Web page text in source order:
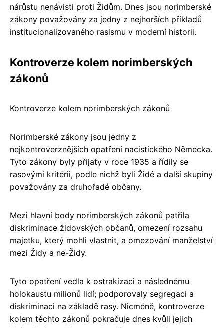
nárůstu nenávisti proti Židům. Dnes jsou norimberské
zákony považovány za jedny z nejhorších příkladů
institucionalizovaného rasismu v moderní historii.
Kontroverze kolem norimberských
zákonů
Kontroverze kolem norimberských zákonů
Norimberské zákony jsou jedny z
nejkontroverznějších opatření nacistického Německa.
Tyto zákony byly přijaty v roce 1935 a řídily se
rasovými kritérii, podle nichž byli Židé a další skupiny
považovány za druhořadé občany.
Mezi hlavní body norimberských zákonů patřila
diskriminace židovských občanů, omezení rozsahu
majetku, který mohli vlastnit, a omezování manželství
mezi Židy a ne-Židy.
Tyto opatření vedla k ostrakizaci a následnému
holokaustu milionů lidí; podporovaly segregaci a
diskriminaci na základě rasy. Nicméně, kontroverze
kolem těchto zákonů pokračuje dnes kvůli jejich